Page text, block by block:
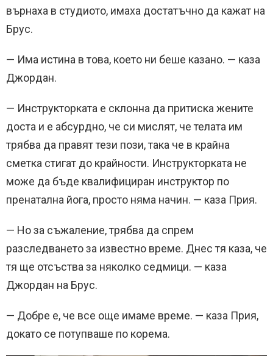
върнаха в студиото, имаха достатъчно да кажат на
Брус.
— Има истина в това, което ни беше казано. — каза
Джордан.
— Инструкторката е склонна да притиска жените
доста и е абсурдно, че си мислят, че телата им
трябва да правят тези пози, така че в крайна
сметка стигат до крайности. Инструкторката не
може да бъде квалифициран инструктор по
пренатална йога, просто няма начин. — каза Прия.
— Но за съжаление, трябва да спрем
разследването за известно време. Днес тя каза, че
тя ще отсъства за няколко седмици. — каза
Джордан на Брус.
— Добре е, че все още имаме време. — каза Прия,
докато се потупваше по корема.